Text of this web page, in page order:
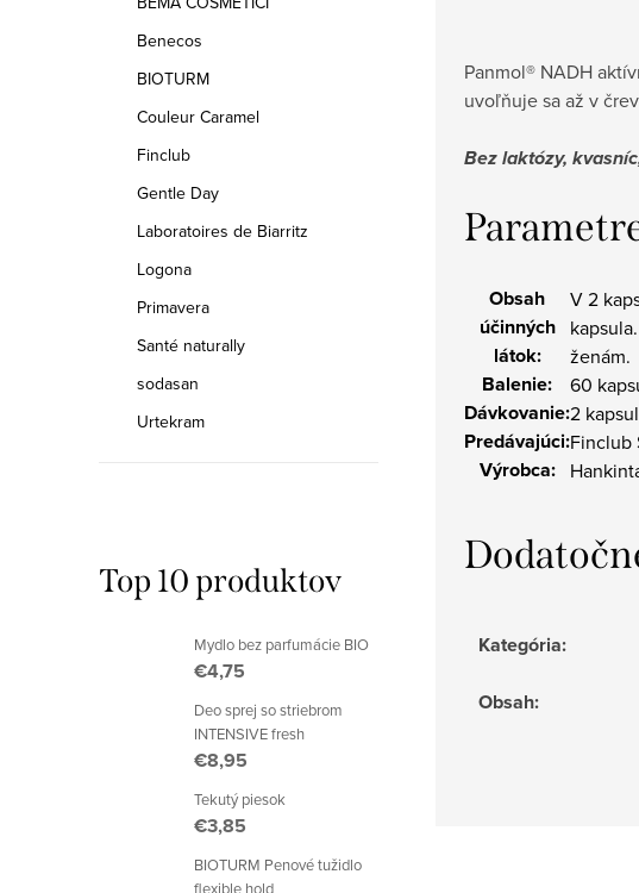
Benecos
BIOTURM
Couleur Caramel
Finclub
Gentle Day
Laboratoires de Biarritz
Logona
Primavera
Santé naturally
sodasan
Urtekram
Top 10 produktov
Mydlo bez parfumácie BIO
€4,75
Deo sprej so striebrom
INTENSIVE fresh
€8,95
Tekutý piesok
€3,85
BIOTURM Penové tužidlo
flexible hold
Panmol® NADH
uvoľňuje sa až v
Bez laktózy,
Obsah
účinných
látok:
V 2
ženám.
Balenie: 60
Dávkovanie:2
Predávajúci:Finclub
Výrobca:
Kategória:
Obsah: